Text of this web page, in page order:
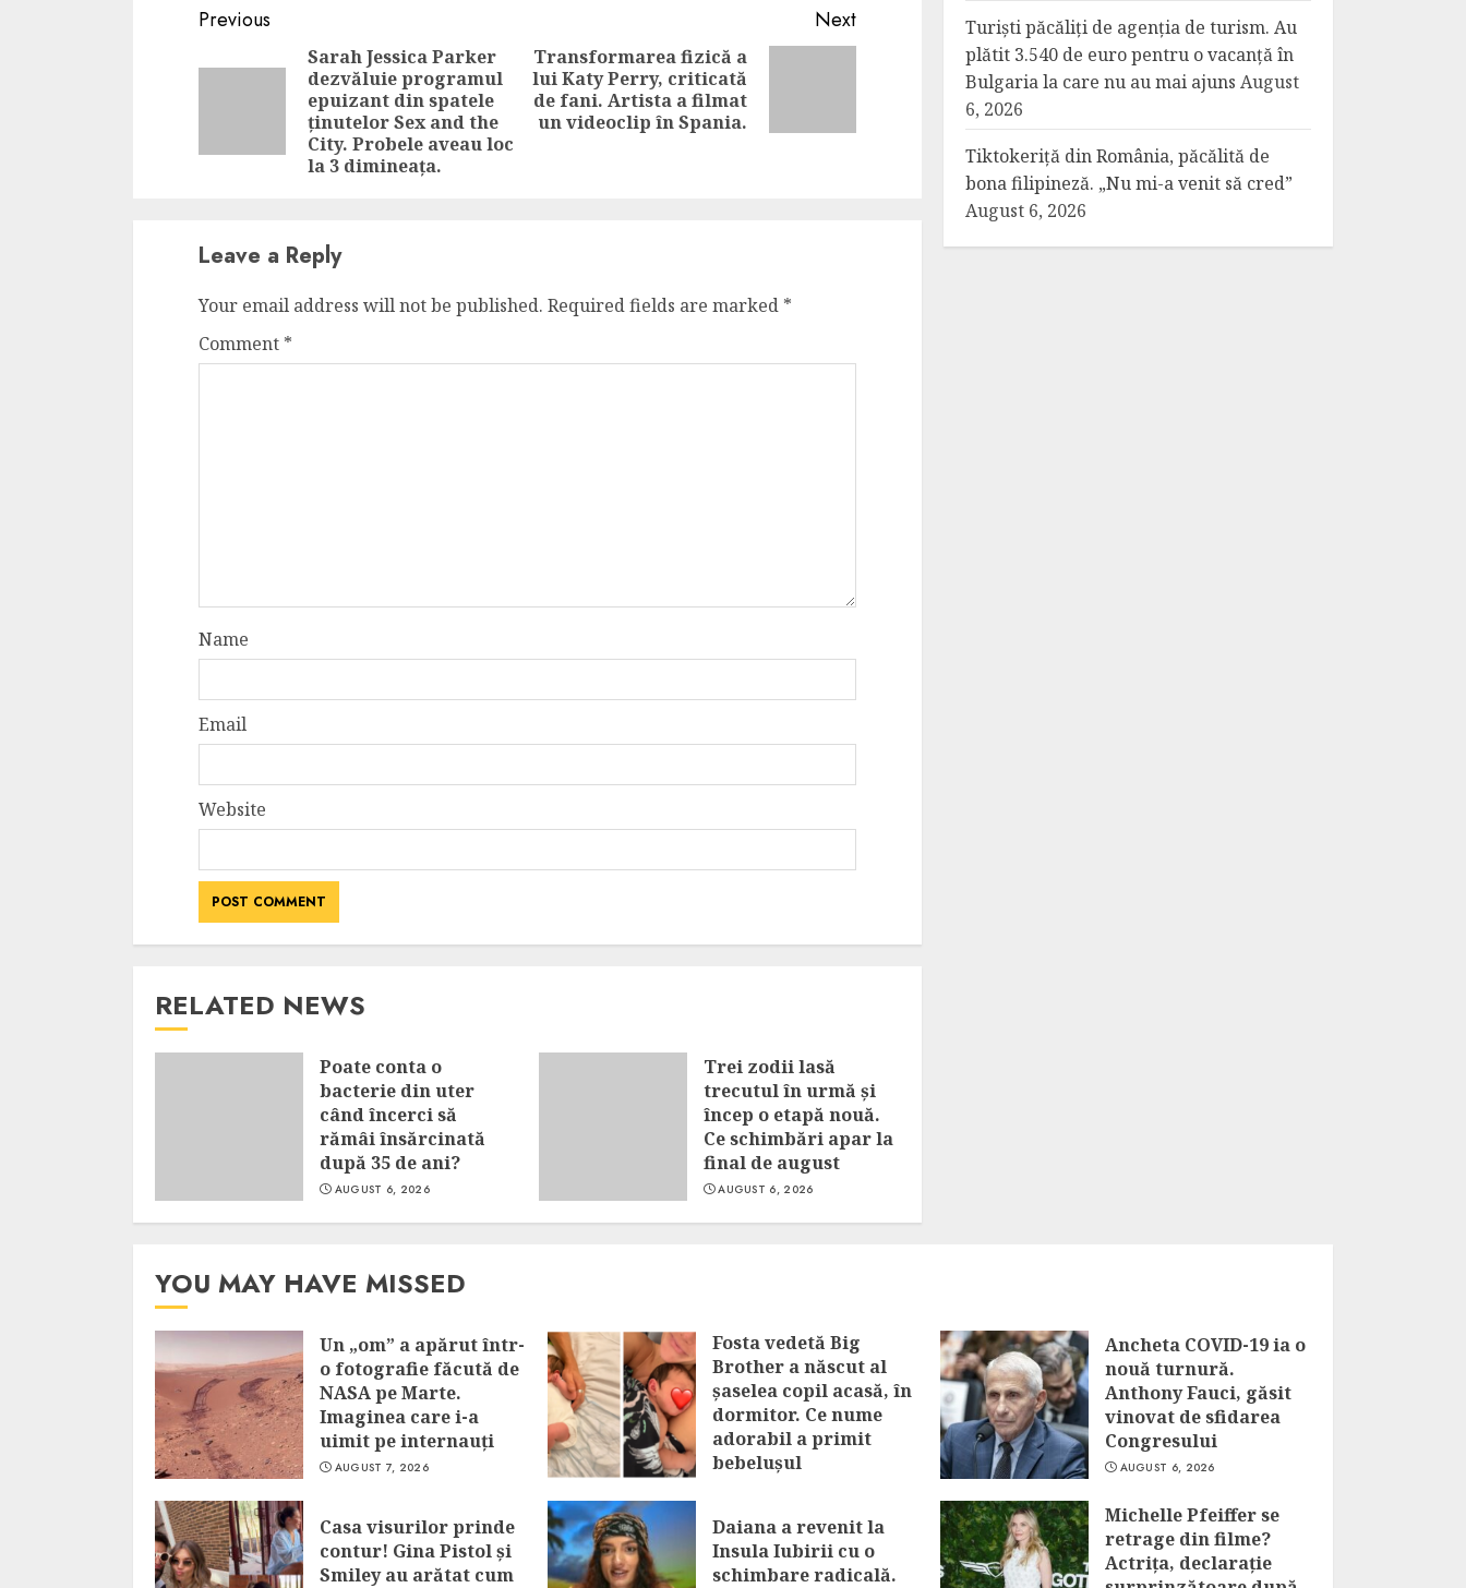
Continue
Reading
Previous
Previous
post:
Sarah Jessica Parker
dezvăluie programul
epuizant din spatele
ținutelor Sex and the
City. Probele aveau loc
la 3 dimineața.
Next
Next
post:
Transformarea fizică a
lui Katy Perry, criticată
de fani. Artista a filmat
un videoclip în Spania.
Leave a Reply
Your email address will not be published. Required fields are marked *
Comment *
Name
Email
Website
RELATED NEWS
Poate conta o
bacterie din uter
când încerci să
rămâi însărcinată
după 35 de ani?
AUGUST 6, 2026
Trei zodii lasă
trecutul în urmă și
încep o etapă nouă.
Ce schimbări apar la
final de august
AUGUST 6, 2026
Turiști păcăliți de agenția de turism. Au
plătit 3.540 de euro pentru o vacanță în
Bulgaria la care nu au mai ajuns August
6, 2026
Tiktokeriță din România, păcălită de
bona filipineză. „Nu mi-a venit să cred”
August 6, 2026
YOU MAY HAVE MISSED
Un „om” a apărut într-
o fotografie făcută de
NASA pe Marte.
Imaginea care i-a
uimit pe internauți
AUGUST 7, 2026
Fosta vedetă Big
Brother a născut al
șaselea copil acasă, în
dormitor. Ce nume
adorabil a primit
bebelușul
Ancheta COVID-19 ia o
nouă turnură.
Anthony Fauci, găsit
vinovat de sfidarea
Congresului
AUGUST 6, 2026
Casa visurilor prinde
contur! Gina Pistol și
Smiley au arătat cum
Daiana a revenit la
Insula Iubirii cu o
schimbare radicală.
Michelle Pfeiffer se
retrage din filme?
Actrița, declarație